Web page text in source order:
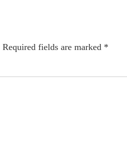
Required fields are marked *